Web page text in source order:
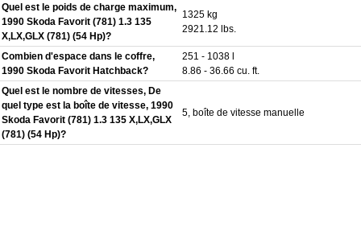
Quel est le poids de charge maximum,
1990 Skoda Favorit (781) 1.3 135
X,LX,GLX (781) (54 Hp)?
1325 kg
2921.12 lbs.
Combien d'espace dans le coffre,
1990 Skoda Favorit Hatchback?
251 - 1038 l
8.86 - 36.66 cu. ft.
Quel est le nombre de vitesses, De
quel type est la boîte de vitesse, 1990
Skoda Favorit (781) 1.3 135 X,LX,GLX
(781) (54 Hp)?
5, boîte de vitesse manuelle